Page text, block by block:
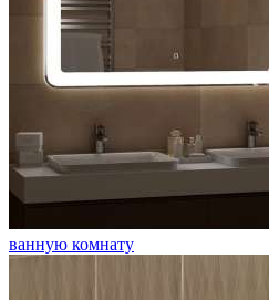
ванную комнату